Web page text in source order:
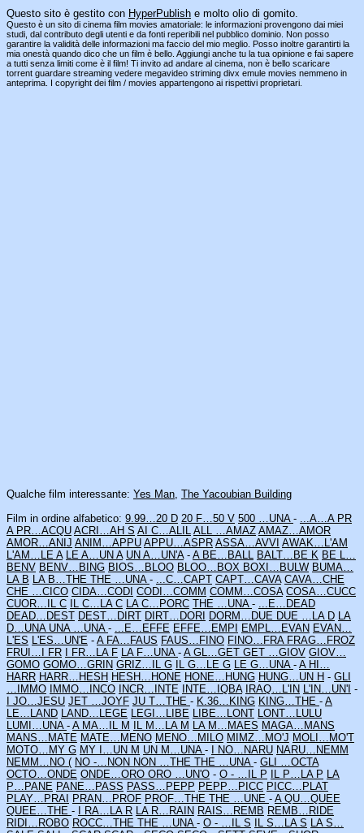
Questo sito è gestito con HyperPublish e molto olio di gomito.
Questo è un sito di cinema film movies amatoriale: le informazioni provengono dai miei
studi, dal contributo degli utenti e da fonti reperibili nel pubblico dominio. Non posso
garantire la validità delle informazioni ma faccio del mio meglio. Posso inoltre garantirti la
mia onestà quando dico che un film è bello. Aggiungi anche tu la tua opinione e fai sapere
a tutti senza limiti come è il film! Ti invito ad andare al cinema, non è bello scaricare
torrent guardare streaming vedere megavideo striming divx emule movies nemmeno in
anteprima. I copyright dei film / movies appartengono ai rispettivi proprietari.
Qualche film interessante: Yes Man, The Yacoubian Building
Film in ordine alfabetico: 9.99…20 D 20 F…50 V 500 …UNA - ...A…A PR
A PR…ACQU ACRI…AH S AI C…ALIL ALL …AMAZ AMAZ…AMOR
AMOR…ANIJ ANIM…APPU APPU…ASPR ASSA…AVVI AWAK…L'AM
L'AM…LE A LE A…UN A UN A…UN'A- A BE…BALL BALT…BE K BE L…
BENV BENV…BING BIOS…BLOO BLOO…BOX BOXI…BULW BUMA…
LA B LA B…THE THE …UNA - ...C…CAPT CAPT…CAVA CAVA…CHE
CHE …CICO CIDA…CODI CODI…COMM COMM…COSA COSA…CUCC
CUOR…IL C
IL C…LA C LA C…PORC THE …UNA - ...E…DEAD
DEAD…DEST DEST…DIRT DIRT…DORI DORM…DUE DUE …LA D LA
D…UNA UNA …UNA - ...E…EFFE EFFE…EMPI EMPL…EVAN EVAN…
L'ES L'ES…UN'E - A FA…FAUS FAUS…FINO FINO…FRA FRAG…FROZ
FRUI…I FR
I FR…LA F LA F…UNA - A GL…GET GET …GIOV GIOV…
GOMO GOMO…GRIN GRIZ…IL G IL G…LE G LE G…UNA - A HI…
HARR HARR…HESH HESH…HONE HONE…HUNG HUNG…UN H - GLI
…IMMO
IMMO…INCO INCR…INTE INTE…IQBA IRAQ…L'IN L'IN…UN'I -
I JO…JESU JET …JOYF JU T…THE - K.36…KING KING…THE - A
LE…LAND LAND…LEGE LEGI…LIBE LIBE…LONT LONT…LULU
LUMI…UNA - A MA…IL M IL M…LA M LA M…MAES MAGA…MANS
MANS…MATE MATE…MENO MENO…MILO MIMZ…MO'J MOLI…MO'T
MOTO…MY G MY I…UN M UN M…UNA - I NO…NARU NARU…NEMM
NEMM…NO ( NO -…NON NON …THE THE …UNA - GLI …OCTA
OCTO…ONDE ONDE…ORO ORO …UN'O - O - …IL P IL P…LA P LA
P…PANE PANE…PASS PASS…PEPP PEPP…PICC PICC…PLAT
PLAY…PRAI
PRAN…PROF PROF…THE THE …UNE - A QU…QUEE
QUEE…THE - I RA…LA R LA R…RAIN RAIS…REMB REMB…RIDE
RIDI…ROBO ROCC…THE THE …UNA - O - …IL S IL S…LA S LA S…